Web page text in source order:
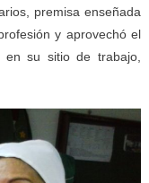
premisa enseñada
y aprovechó el
en su sitio de trabajo,